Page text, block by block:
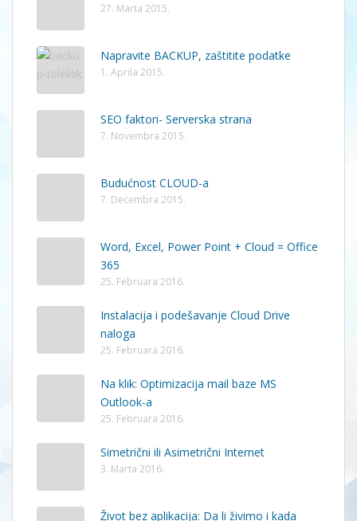
27. Marta 2015.
Napravite BACKUP, zaštitite podatke
1. Aprila 2015.
SEO faktori- Serverska strana
7. Novembra 2015.
Budućnost CLOUD-a
7. Decembra 2015.
Word, Excel, Power Point + Cloud = Office
365
25. Februara 2016.
Instalacija i podešavanje Cloud Drive
naloga
25. Februara 2016.
Na klik: Optimizacija mail baze MS
Outlook-a
25. Februara 2016.
Simetrični ili Asimetrični Internet
3. Marta 2016.
Život bez aplikacija: Da li živimo i kada